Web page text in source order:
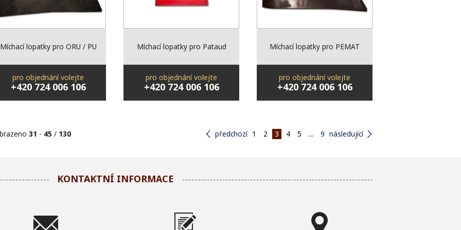
Míchací lopatky pro ORU / PU
pro objednání volejte
+420 724 006 106
Míchací lopatky pro Pataud
pro objednání volejte
+420 724 006 106
Míchací lopatky pro PEMAT
pro objednání volejte
+420 724 006 106
31 - 45 / 130 předchozí 1 2 3 4 5 ... 9 následující
KONTAKTNÍ INFORMACE